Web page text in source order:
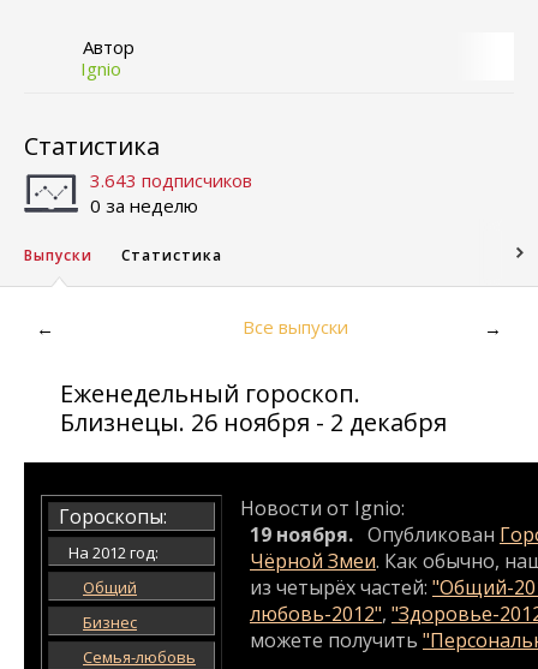
Автор
Ignio
Статистика
3.643 подписчиков
0 за неделю
Выпуски Статистика
← Все выпуски →
Еженедельный гороскоп.
Близнецы. 26 ноября - 2 декабря
Гороскопы:
На 2012 год:
Общий
Бизнес
Семья-любовь
Новости от Ignio:
19 ноября. Опубликован
Чёрной Змеи. Как обычно,
из четырёх частей: "Общий-
любовь-2012", "Здоровье-
можете получить